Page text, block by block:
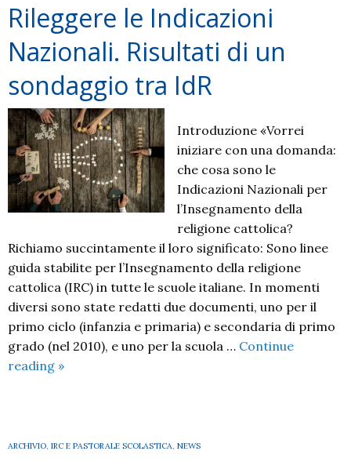
Rileggere le Indicazioni
Nazionali. Risultati di un
sondaggio tra IdR
Introduzione «Vorrei
iniziare con una domanda:
che cosa sono le
Indicazioni Nazionali per
l’Insegnamento della
religione cattolica?
Richiamo succintamente il loro significato: Sono linee
guida stabilite per l’Insegnamento della religione
cattolica (IRC) in tutte le scuole italiane. In momenti
diversi sono state redatti due documenti, uno per il
primo ciclo (infanzia e primaria) e secondaria di primo
grado (nel 2010), e uno per la scuola … Continue
reading Rileggere
Risultati
»
ARCHIVIO, IRC E PASTORALE SCOLASTICA, NEWS